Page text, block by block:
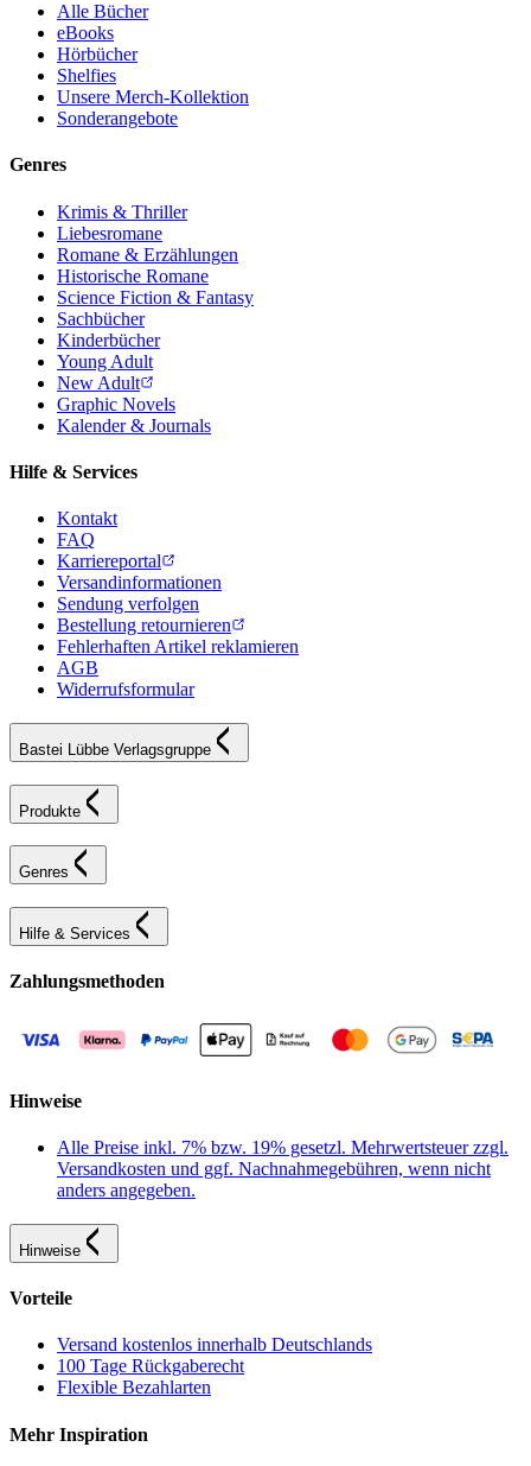
Alle Bücher
eBooks
Hörbücher
Shelfies
Unsere Merch-Kollektion
Sonderangebote
Genres
Krimis & Thriller
Liebesromane
Romane & Erzählungen
Historische Romane
Science Fiction & Fantasy
Sachbücher
Kinderbücher
Young Adult
New Adult
Graphic Novels
Kalender & Journals
Hilfe & Services
Kontakt
FAQ
Karriereportal
Versandinformationen
Sendung verfolgen
Bestellung retournieren
Fehlerhaften Artikel reklamieren
AGB
Widerrufsformular
Bastei Lübbe Verlagsgruppe
Produkte
Genres
Hilfe & Services
Zahlungsmethoden
Hinweise
Alle Preise inkl. 7% bzw. 19% gesetzl. Mehrwertsteuer zzgl.
Versandkosten und ggf. Nachnahmegebühren, wenn nicht
anders angegeben.
Hinweise
Vorteile
Versand kostenlos innerhalb Deutschlands
100 Tage Rückgaberecht
Flexible Bezahlarten
Mehr Inspiration